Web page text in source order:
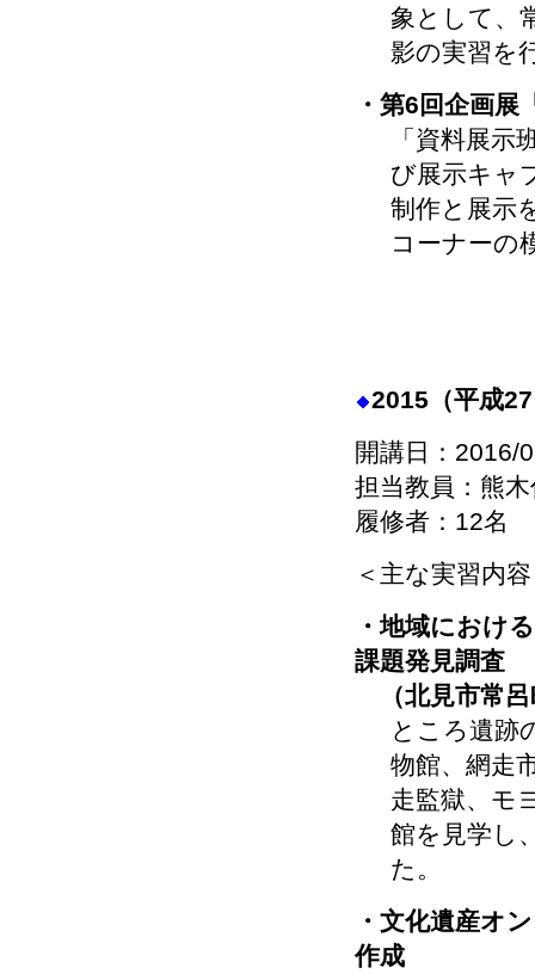
象として、
影の実習を
・第6回企画
「資料展
び展示キャ
制作と展示
コーナーの
2015（平成
開講日：2016/
担当教員：熊
履修者：12名
＜主な実習内
・地域におけ
課題発見調査
（北見市常呂
ところ遺跡
物館、網走
走監獄、モ
館を見学し
た。
・文化遺産オ
作成